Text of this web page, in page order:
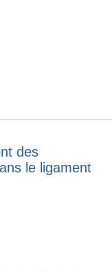
des
le ligament